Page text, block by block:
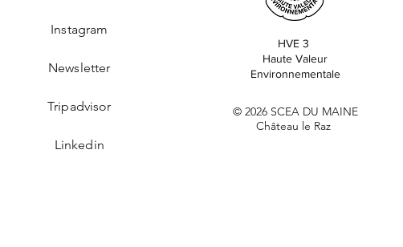
Instagram
Newsletter
Tripadvisor
Linkedin
HVE 3
​Haute Valeur
Environnementale
© 2026 SCEA DU MAINE
Château le Raz